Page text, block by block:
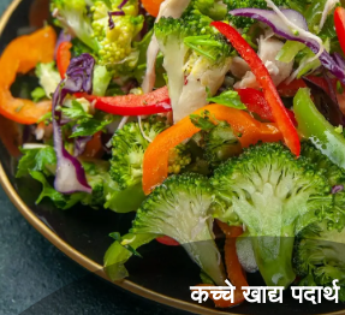
कच्चे खाद्य पदार्थ